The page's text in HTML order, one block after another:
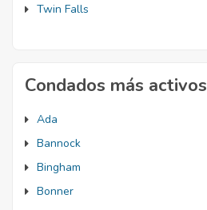
Twin Falls
Condados más activos
Ada
Bannock
Bingham
Bonner